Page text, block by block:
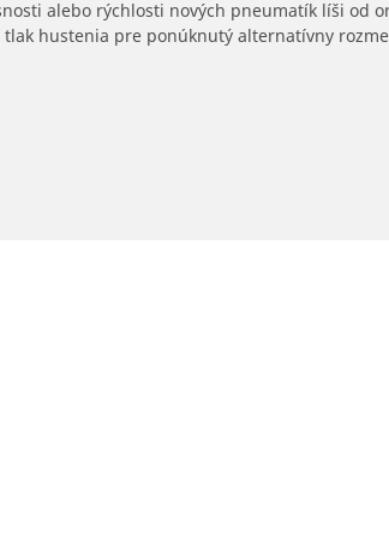
alebo rýchlosti nových pneumatík líši od
hustenia pre ponúknutý alternatívny